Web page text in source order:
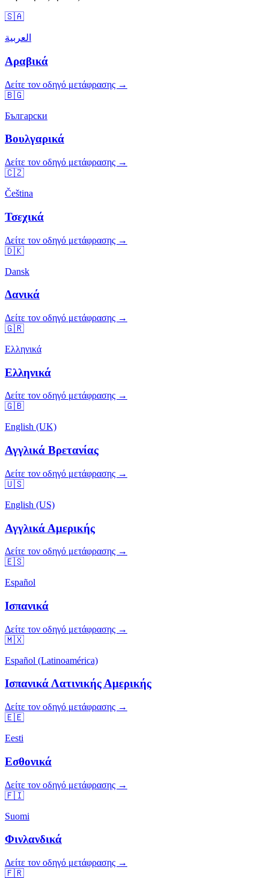
🇸🇦
العربية
Αραβικά
Δείτε τον οδηγό μετάφρασης →
🇧🇬
Български
Βουλγαρικά
Δείτε τον οδηγό μετάφρασης →
🇨🇿
Čeština
Τσεχικά
Δείτε τον οδηγό μετάφρασης →
🇩🇰
Dansk
Δανικά
Δείτε τον οδηγό μετάφρασης →
🇬🇷
Ελληνικά
Ελληνικά
Δείτε τον οδηγό μετάφρασης →
🇬🇧
English (UK)
Αγγλικά Βρετανίας
Δείτε τον οδηγό μετάφρασης →
🇺🇸
English (US)
Αγγλικά Αμερικής
Δείτε τον οδηγό μετάφρασης →
🇪🇸
Español
Ισπανικά
Δείτε τον οδηγό μετάφρασης →
🇲🇽
Español (Latinoamérica)
Ισπανικά Λατινικής Αμερικής
Δείτε τον οδηγό μετάφρασης →
🇪🇪
Eesti
Εσθονικά
Δείτε τον οδηγό μετάφρασης →
🇫🇮
Suomi
Φινλανδικά
Δείτε τον οδηγό μετάφρασης →
🇫🇷